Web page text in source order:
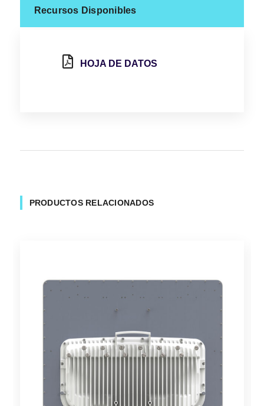
Recursos Disponibles
HOJA DE DATOS
PRODUCTOS RELACIONADOS